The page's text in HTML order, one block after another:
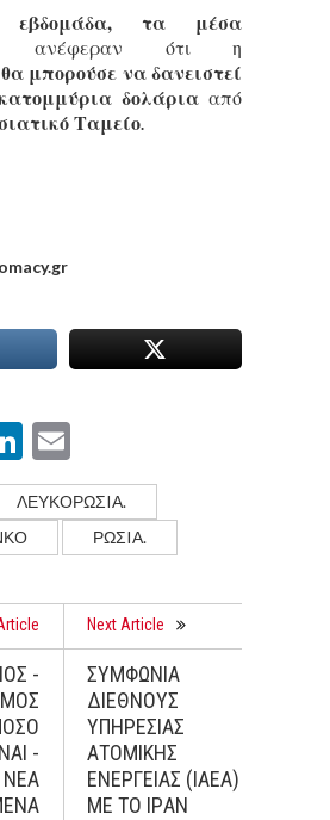
εβδομάδα, τα μέσα
ανέφεραν ότι η
μπορούσε να δανειστεί
δολάριααπό
Ταμείο.
LinkedIn
ΛΕΥΚΟΡΩΣIΑ.
ΡΩΣIΑ.
-
-
ΝΕΑ
Next Article
ΣΥΜΦΩΝIΑ
ΔΙΕΘΝΟYΣ
ΥΠΗΡΕΣIΑΣ
ΑΤΟΜΙΚHΣ
ΕΝEΡΓΕΙΑΣ (ΙΑΕΑ)
ΜΕ ΤΟ ΙΡAΝ